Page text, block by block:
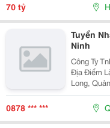
70 tỷ
Tuyển
Ninh
Công Ty
Địa Điểm
Long, Quảng Ninh Tuyển Dụng
Thuế : 05 Mô Tả Công Việc: &Bull; Thực Hiện Các Công
Việc Liên
0878 *** ***